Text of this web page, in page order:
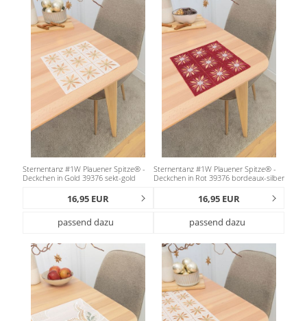
Gardinenstange
Panneaux
Sternentanz #1W Plauener Spitze® -
Deckchen in Gold 39376 sekt-gold
16,95 EUR
passend dazu
Sternentanz #1W Plauener Spitze® -
Deckchen in Rot 39376 bordeaux-silber
16,95 EUR
passend dazu